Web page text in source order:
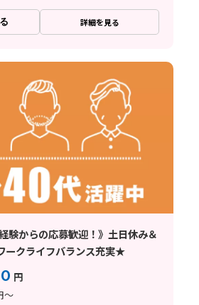
詳細を見る
験からの応募歓迎！》土日休み＆
ークライフバランス充実★
円
～